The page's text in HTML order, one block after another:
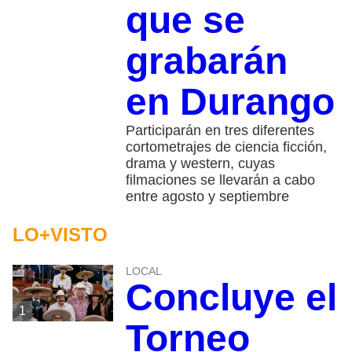
que se
grabarán
en Durango
Participarán en tres diferentes
cortometrajes de ciencia ficción,
drama y western, cuyas
filmaciones se llevarán a cabo
entre agosto y septiembre
LO+VISTO
1
LOCAL
Concluye el
Torneo